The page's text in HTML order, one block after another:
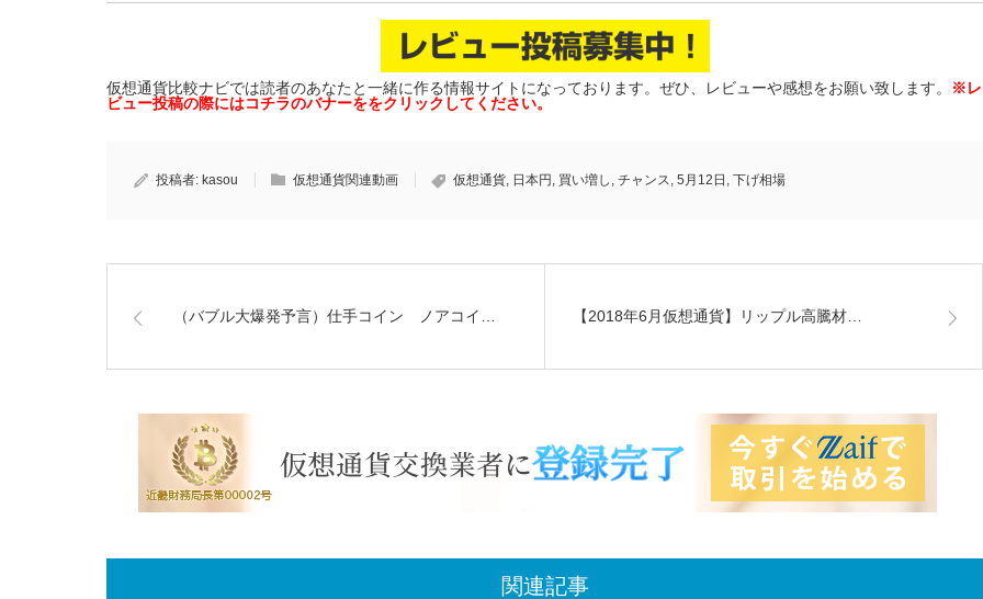
仮想通貨比較ナビでは読者のあなたと一緒に作る情報サイトになっております。ぜひ、レビューや感想をお願い致します。
※レ
ビュー投稿の際にはコチラのバナーををクリックしてください。
投稿者: kasou 仮想通貨関連動画 仮想通貨, 日本円 , 買い増し , チャンス, 5月12日 , 下げ相場
（バブル大爆発予言）仕手コイン ノアコイ… 【2018年6月仮想通貨】リップル高騰材…
関連記事